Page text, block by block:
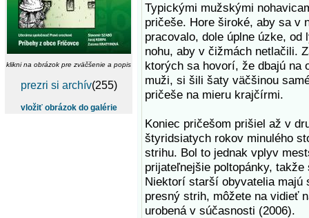
klikni na obrázok pre zväčšenie a popis
prezri si archív(255)
vložiť obrázok do galérie
Typickými mužskými
pričeše. Hore široké, aby sa v
pracovalo, dole úplne úzke, od
nohu, aby v čižmách netlačili.
ktorých sa hovorí, že dbajú na
muži, si šili šaty väčšinou
pričeše na mieru krajčírmi.
Koniec pričešom prišiel až v
štyridsiatych rokov minulého
strihu. Bol to jednak vplyv
prijateľnejšie poltopánky,
Niektorí starší obyvatelia majú
presný strih, môžete na vidieť
urobená v súčasnosti (2006).